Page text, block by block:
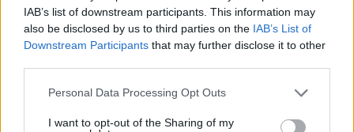
IAB’s list of downstream participants. This information may
also be disclosed by us to third parties on the IAB’s List of
Downstream Participants that may further disclose it to other
Please note that this website/app uses one or more Google
not limited to your visit or usage behaviour. You may click to
Personal Data Processing Opt Outs
I want to opt-out of the Sharing of my
ΤΑ ΠΙΟ ΔΗΜΟΦΙΛΗ